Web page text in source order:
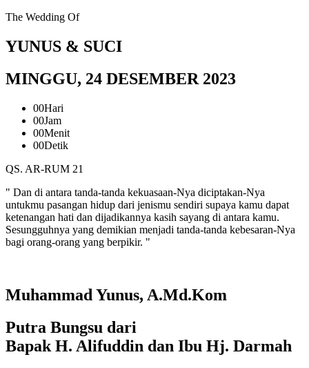
The Wedding Of
YUNUS & SUCI
MINGGU, 24 DESEMBER 2023
00Hari
00Jam
00Menit
00Detik
QS. AR-RUM 21
" Dan di antara tanda-tanda kekuasaan-Nya diciptakan-Nya
untukmu pasangan hidup dari jenismu sendiri supaya kamu dapat
ketenangan hati dan dijadikannya kasih sayang di antara kamu.
Sesungguhnya yang demikian menjadi tanda-tanda kebesaran-Nya
bagi orang-orang yang berpikir. "
Muhammad Yunus, A.Md.Kom
Putra Bungsu dari
Bapak H. Alifuddin dan Ibu Hj. Darmah